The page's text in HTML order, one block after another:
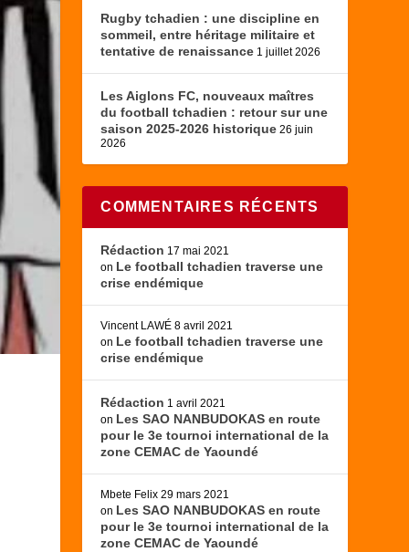
Rugby tchadien : une discipline en
sommeil, entre héritage militaire et
tentative de renaissance 1 juillet 2026
Les Aiglons FC, nouveaux maîtres
du football tchadien : retour sur une
saison 2025-2026 historique 26 juin
2026
COMMENTAIRES RÉCENTS
Rédaction 17 mai 2021
on Le football tchadien traverse une
crise endémique
Vincent LAWÉ 8 avril 2021
on Le football tchadien traverse une
crise endémique
Rédaction 1 avril 2021
on Les SAO NANBUDOKAS en route
pour le 3e tournoi international de la
zone CEMAC de Yaoundé
Mbete Felix 29 mars 2021
on Les SAO NANBUDOKAS en route
pour le 3e tournoi international de la
zone CEMAC de Yaoundé